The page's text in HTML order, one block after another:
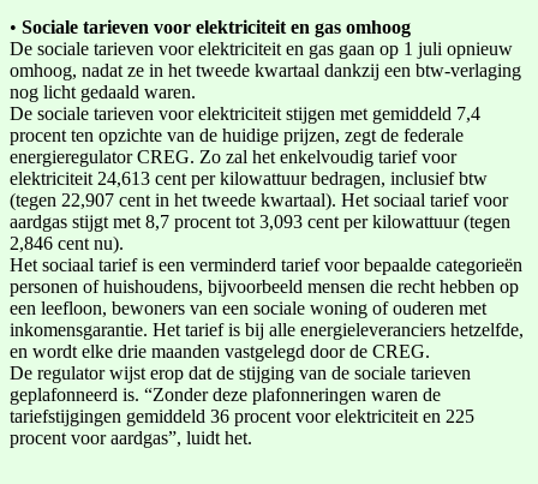
• Sociale tarieven voor elektriciteit en gas omhoog
De sociale tarieven voor elektriciteit en gas gaan op 1 juli opnieuw
omhoog, nadat ze in het tweede kwartaal dankzij een btw-verlaging
nog licht gedaald waren.
De sociale tarieven voor elektriciteit stijgen met gemiddeld 7,4
procent ten opzichte van de huidige prijzen, zegt de federale
energieregulator CREG. Zo zal het enkelvoudig tarief voor
elektriciteit 24,613 cent per kilowattuur bedragen, inclusief btw
(tegen 22,907 cent in het tweede kwartaal). Het sociaal tarief voor
aardgas stijgt met 8,7 procent tot 3,093 cent per kilowattuur (tegen
2,846 cent nu).
Het sociaal tarief is een verminderd tarief voor bepaalde categorieën
personen of huishoudens, bijvoorbeeld mensen die recht hebben op
een leefloon, bewoners van een sociale woning of ouderen met
inkomensgarantie. Het tarief is bij alle energieleveranciers hetzelfde,
en wordt elke drie maanden vastgelegd door de CREG.
De regulator wijst erop dat de stijging van de sociale tarieven
geplafonneerd is. “Zonder deze plafonneringen waren de
tariefstijgingen gemiddeld 36 procent voor elektriciteit en 225
procent voor aardgas”, luidt het.